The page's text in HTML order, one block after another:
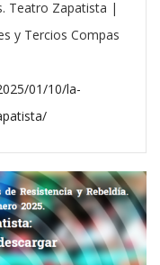
Teatro Zapatista |
y Tercios Compas
01/10/la-